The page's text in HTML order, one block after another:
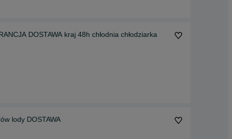
DOSTAWA kraj 48h chłodnia chłodziarka
NOWA konserwator JUKA 3 kuweciarka witryna lodów lody DOSTAWA